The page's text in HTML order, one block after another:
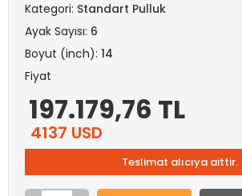
Kategori: Standart Pulluk
Ayak Sayısı: 6
Boyut (inch): 14
Fiyat
197.179,76 TL
4137 USD
Teslimat alıcıya aittir.